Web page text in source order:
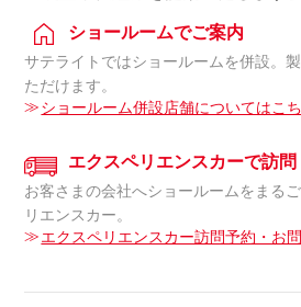
ショールームでご案内
サテライトではショールームを併設。
ただけます。
ショールーム併設店舗についてはこ
エクスペリエンスカーで訪問
お客さまの会社へショールームをまる
リエンスカー。
エクスペリエンスカー訪問予約・お